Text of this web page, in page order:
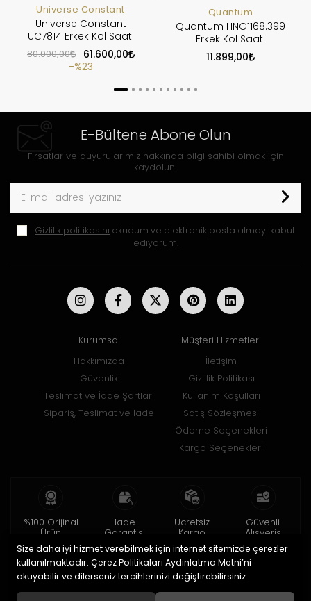
Universe Constant
Universe Constant
UC7814 Erkek Kol Saati
80.000,00
61.600,00
%23
Quantum
Quantum HNG1168.399
Erkek Kol Saati
11.899,00
E-Bültene Abone Olun
Fırsatlar ve duyurularımız hakkında bilgi sahibi olmak için
kaydolun!
Gizlilik politikasını okudum ve elektronik posta almayı kabul
ediyorum.
Kurumsal
Hakkımızda
Güvenlik
Teslimat ve İade Şartları
Sipariş, Teslimat ve İade
Müşteri Hizmetleri
İletişim
Gizlilik Politikası
Kullanım Koşulları
Satış Sözleşmesi
Ödeme Seçenekleri
Kargo Seçenekleri
%100 Orijinal
Ürün
2 yıl garanti
İade
Garantisi
15 gün içinde
iade
Ücretsiz
Kargo
150 TL ve üzeri
Güvenli
Alışveriş
256bit SSL ile
Size daha iyi hizmet verebilmek için internet sitemizde çerezler
kullanılmaktadır. Çerez Politikaları Aydınlatma Metni’ni
okuyabilir ve dilerseniz tercihlerinizi değiştirebilirsiniz.